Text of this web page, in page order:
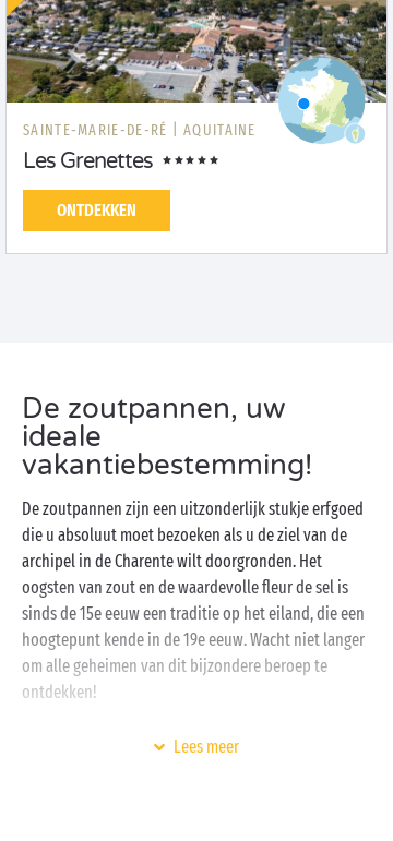
SAINTE-MARIE-DE-RÉ | AQUITAINE
Les Grenettes
ONTDEKKEN
De zoutpannen, uw
ideale
vakantiebestemming!
De zoutpannen zijn een uitzonderlijk stukje erfgoed
die u absoluut moet bezoeken als u de ziel van de
archipel in de Charente wilt doorgronden. Het
oogsten van zout en de waardevolle fleur de sel is
sinds de 15e eeuw een traditie op het eiland, die een
hoogtepunt kende in de 19e eeuw. Wacht niet langer
om alle geheimen van dit bijzondere beroep te
ontdekken!
Bij uw Sandaya-camping krijgt u het beste van het Île
Lees meer